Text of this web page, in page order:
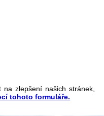
na zlepšení našich stránek,
tohoto formuláře.